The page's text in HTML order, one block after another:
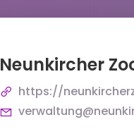
Neunkircher
https://